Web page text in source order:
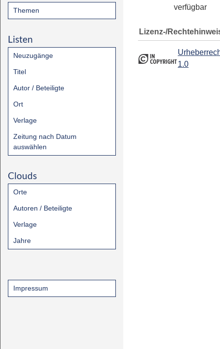
Themen
Listen
Neuzugänge
Titel
Autor / Beteiligte
Ort
Verlage
Zeitung nach Datum
auswählen
Clouds
Orte
Autoren / Beteiligte
Verlage
Jahre
Impressum
verfügbar
Lizenz-/
1.0